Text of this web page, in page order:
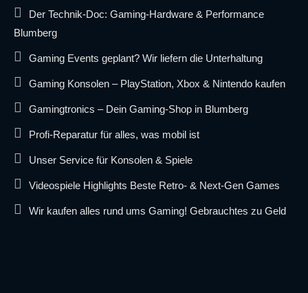
Der Technik-Doc: Gaming-Hardware & Performance
Blumberg
Gaming Events geplant? Wir liefern die Unterhaltung
Gaming Konsolen – PlayStation, Xbox & Nintendo kaufen
Gamingtronics – Dein Gaming-Shop in Blumberg
Profi-Reparatur für alles, was mobil ist
Unser Service für Konsolen & Spiele
Videospiele Highlights Beste Retro- & Next-Gen Games
Wir kaufen alles rund ums Gaming! Gebrauchtes zu Geld